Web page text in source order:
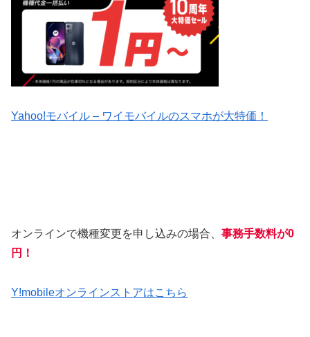
Yahoo!モバイル – ワイモバイルのスマホが大特価！
オンラインで機種変更を申し込みの場合、 事務手数料が0
円！
Y!mobileオンラインストアはこちら